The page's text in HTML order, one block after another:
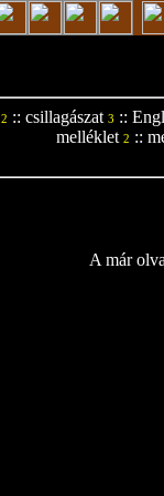
2 :: csillagászat 3 ::
melléklet 2 ::
A már